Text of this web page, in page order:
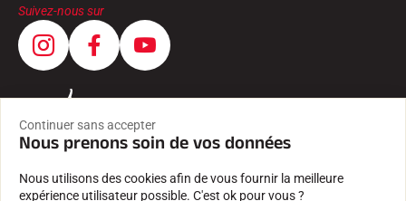
Suivez-nous sur
Continuer sans accepter
Nous prenons soin de vos données
Nous utilisons des cookies afin de vous fournir la meilleure
expérience utilisateur possible. C'est ok pour vous ?